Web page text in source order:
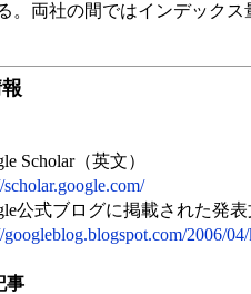
。両社の間ではインデック
Scholar（英文）
scholar.google.com/
公式ブログに掲載された発表
googleblog.blogspot.com/2006/
事